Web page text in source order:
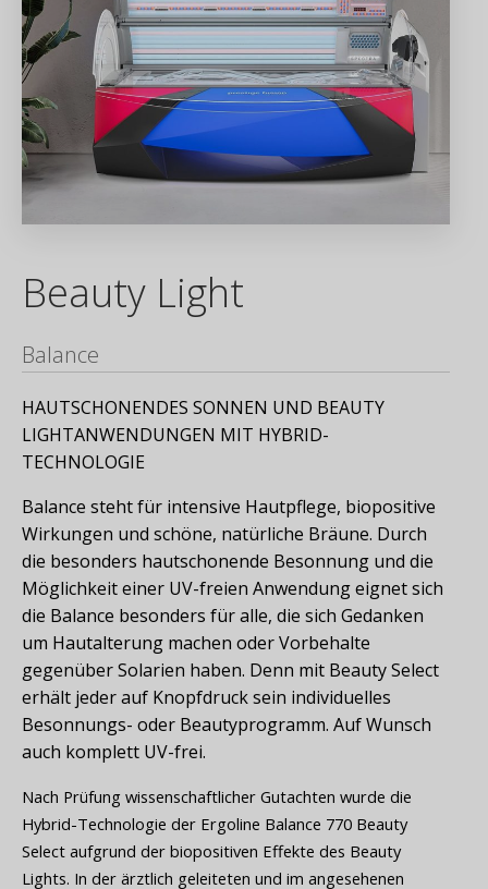
Beauty Light
Balance
HAUTSCHONENDES SONNEN UND BEAUTY
LIGHTANWENDUNGEN MIT HYBRID-
TECHNOLOGIE
Balance steht für intensive Hautpflege, biopositive
Wirkungen und schöne, natürliche Bräune. Durch
die besonders hautschonende Besonnung und die
Möglichkeit einer UV-freien Anwendung eignet sich
die Balance besonders für alle, die sich Gedanken
um Hautalterung machen oder Vorbehalte
gegenüber Solarien haben. Denn mit Beauty Select
erhält jeder auf Knopfdruck sein individuelles
Besonnungs- oder Beautyprogramm. Auf Wunsch
auch komplett UV-frei.
Nach Prüfung wissenschaftlicher Gutachten wurde die
Hybrid-Technologie der Ergoline Balance 770 Beauty
Select aufgrund der biopositiven Effekte des Beauty
Lights. In der ärztlich geleiteten und im angesehenen